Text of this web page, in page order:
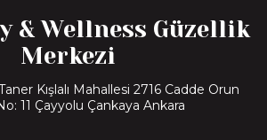
& Wellness Güzellik
Merkezi
Kışlalı Mahallesi 2716 Cadde Orun
11 Çayyolu Çankaya Ankara